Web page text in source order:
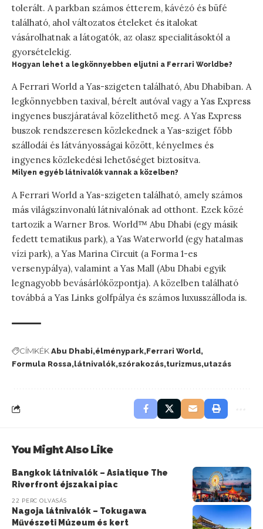
tolerált. A parkban számos étterem, kávézó és büfé
található, ahol változatos ételeket és italokat
vásárolhatnak a látogatók, az olasz specialitásoktól a
gyorsételekig.
Hogyan lehet a legkönnyebben eljutni a Ferrari Worldbe?
A Ferrari World a Yas-szigeten található, Abu Dhabiban. A
legkönnyebben taxival, bérelt autóval vagy a Yas Express
ingyenes buszjáratával közelíthető meg. A Yas Express
buszok rendszeresen közlekednek a Yas-sziget főbb
szállodái és látványosságai között, kényelmes és
ingyenes közlekedési lehetőséget biztosítva.
Milyen egyéb látnivalók vannak a közelben?
A Ferrari World a Yas-szigeten található, amely számos
más világszínvonalú látnivalónak ad otthont. Ezek közé
tartozik a Warner Bros. World™ Abu Dhabi (egy másik
fedett tematikus park), a Yas Waterworld (egy hatalmas
vízi park), a Yas Marina Circuit (a Forma 1-es
versenypálya), valamint a Yas Mall (Abu Dhabi egyik
legnagyobb bevásárlóközpontja). A közelben található
továbbá a Yas Links golfpálya és számos luxusszálloda is.
CÍMKÉK Abu Dhabi élménypark Ferrari World
Formula Rossa látnivalók szórakozás turizmus utazás
You Might Also Like
Bangkok látnivalók – Asiatique The
Riverfront éjszakai piac
22 PERC OLVASÁS
Nagoja látnivalók – Tokugawa
Művészeti Múzeum és kert